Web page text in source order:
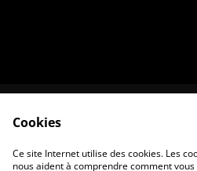
Contactez-nous
confidentialité
Cookies
Ce site Internet utilise des cookies. Les
nous aident à comprendre comment